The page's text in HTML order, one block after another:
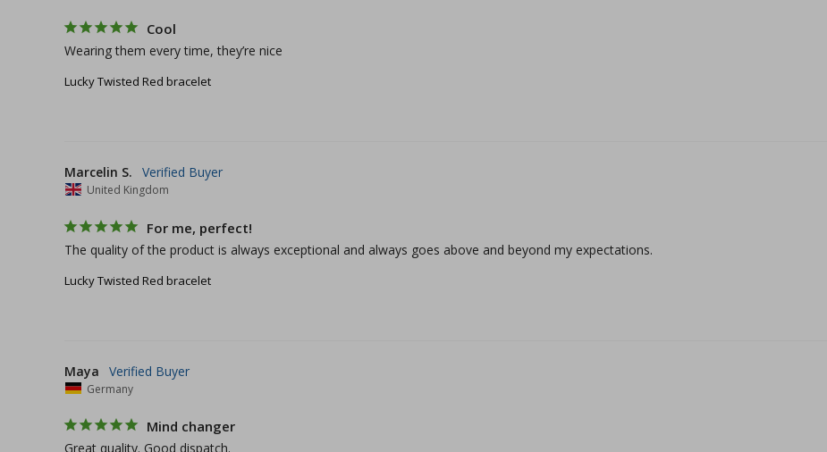
Cool
Wearing them every time, they’re nice
Lucky Twisted Red bracelet
Marcelin S.
United Kingdom
For me, perfect!
The quality of the product is always exceptional and always goes above and beyond my expectations.
Lucky Twisted Red bracelet
Maya
Germany
Mind changer
Great quality. Good dispatch.